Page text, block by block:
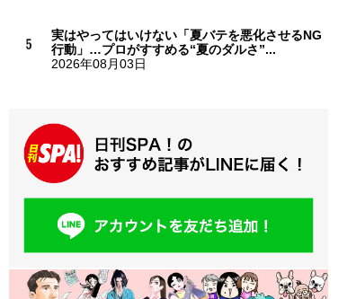
実はやってはいけない「夏バテを悪化させるNG
行動」…プロがすすめる“夏のダルさ”...
2026年08月03日